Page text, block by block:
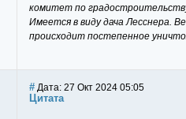
комитет по
Имеется в виду дача Лесснера.
происходит постепенное
# Дата: 27 Окт 2024 05:05
Цитата